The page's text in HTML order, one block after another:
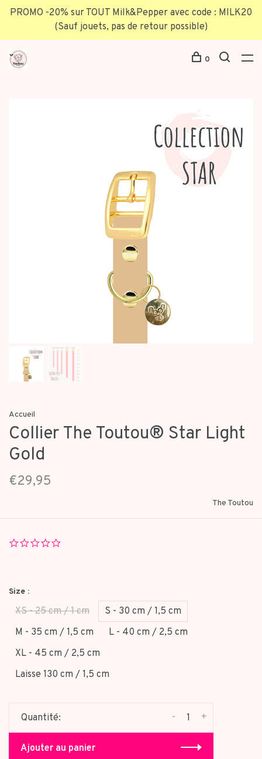
PROMO -20% sur TOUT Milk&Pepper avec code : MILK20
(Sauf jouets, pas de retour possible)
0
Accueil
Collier The Toutou® Star Light
Gold
€29,95
The Toutou
Size :
XS - 25 cm / 1 cm
S - 30 cm / 1,5 cm
M - 35 cm / 1,5 cm
L - 40 cm / 2,5 cm
XL - 45 cm / 2,5 cm
Laisse 130 cm / 1,5 cm
Quantité: +
-
Ajouter au panier